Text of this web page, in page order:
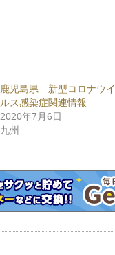
鹿児島県 新型コロナウイ
ルス感染症関連情報
2020年7月6日
九州